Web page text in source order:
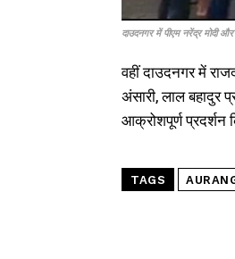
दाउदनगर में पीएम नरेंद्र मोदी
वहीं दाउदनगर में
अंसारी, लाल बहादुर
आक्रोशपूर्ण प्रदर्शन
TAGS